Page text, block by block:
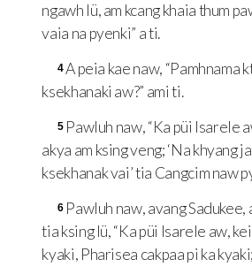
ngawh lü, am kcang khaia thum
vaia na pyenki” a ti.
4A peia kae naw, “Pamhnama
ksekhanaki aw?” ami ti.
5 Pawluh naw, “Ka püi Isarele
akya am ksing veng; ‘Na khyang
ksekhanak vai’ tia Cangcim naw
6 Pawluh naw, avang
tia ksing lü, “Ka püi Isarele aw,
kyaki, Pharisea cakpaa pi ka